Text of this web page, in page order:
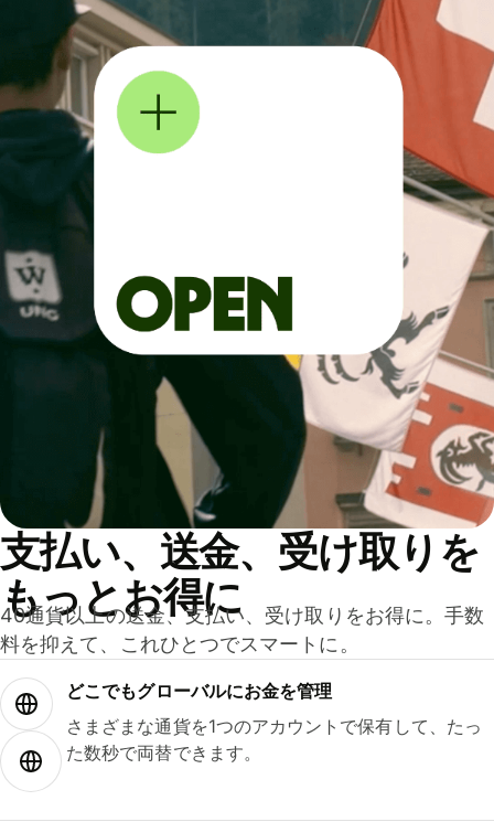
支払い、送金、受け取りを
もっとお得に
40通貨以上の送金、支払い、受け取りをお得に。手数
料を抑えて、これひとつでスマートに。
どこでもグ⁠ロ⁠ー⁠バ⁠ルにお金を管理
さまざまな通貨を1つのアカウントで保有して、たっ
た数秒で両替できます。